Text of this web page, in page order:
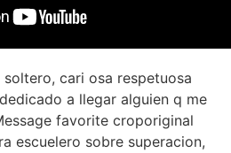
cari osa respetuosa
a llegar alguien q me
favorite croporiginal
escuelero sobre superacion,